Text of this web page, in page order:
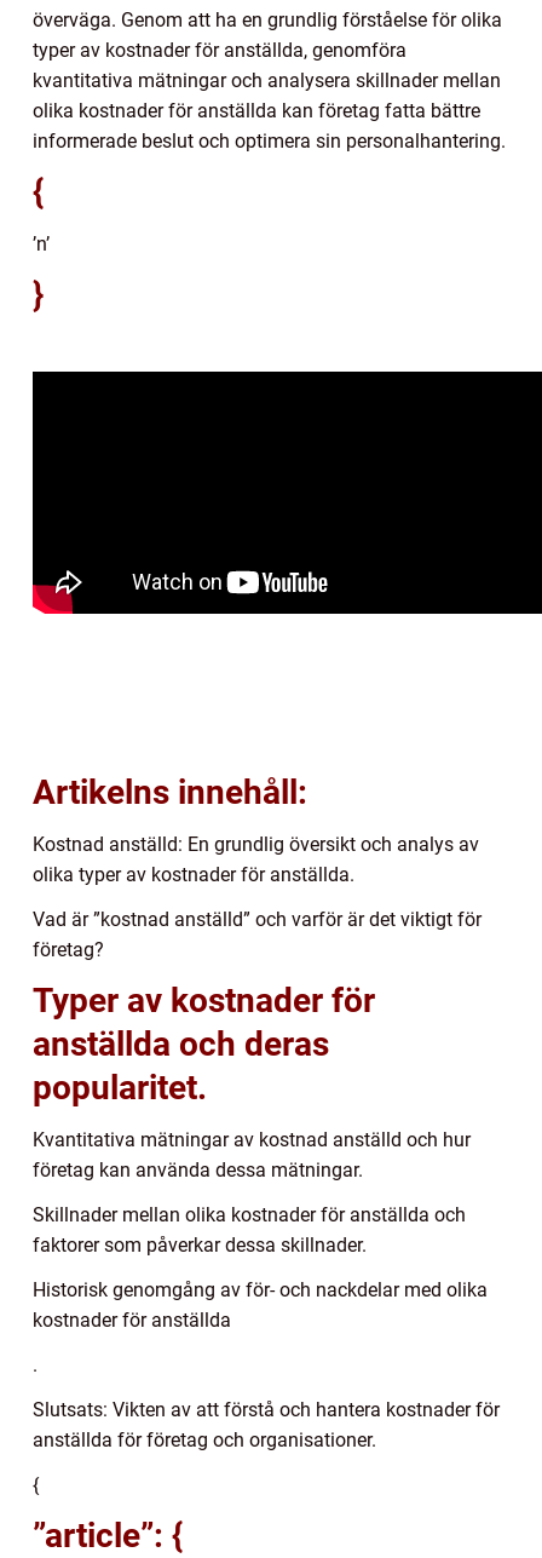
överväga. Genom att ha en grundlig förståelse för olika
typer av kostnader för anställda, genomföra
kvantitativa mätningar och analysera skillnader mellan
olika kostnader för anställda kan företag fatta bättre
informerade beslut och optimera sin personalhantering.
{
’n’
}
Artikelns innehåll:
Kostnad anställd: En grundlig översikt och analys av
olika typer av kostnader för anställda.
Vad är ”kostnad anställd” och varför är det viktigt för
företag?
Typer av kostnader för
anställda och deras
popularitet.
Kvantitativa mätningar av kostnad anställd och hur
företag kan använda dessa mätningar.
Skillnader mellan olika kostnader för anställda och
faktorer som påverkar dessa skillnader.
Historisk genomgång av för- och nackdelar med olika
kostnader för anställda
.
Slutsats: Vikten av att förstå och hantera kostnader för
anställda för företag och organisationer.
{
”article”: {